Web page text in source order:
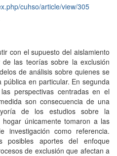
cuhso/article/view/305
con el supuesto del aislamiento
las teorías sobre la exclusión
de análisis sobre quienes se
en particular. En segunda
perspectivas centradas en el
son consecuencia de una
de los estudios sobre la
únicamente tomaron a las
investigación como referencia.
posibles aportes del enfoque
de exclusión que afectan a